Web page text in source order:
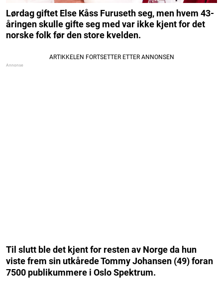
Lørdag giftet Else Kåss Furuseth seg, men hvem 43-
åringen skulle gifte seg med var ikke kjent for det
norske folk før den store kvelden.
Til slutt ble det kjent for resten av Norge da hun
viste frem sin utkårede Tommy Johansen (49) foran
7500 publikummere i Oslo Spektrum.